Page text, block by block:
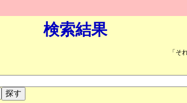
検索結果
「そ